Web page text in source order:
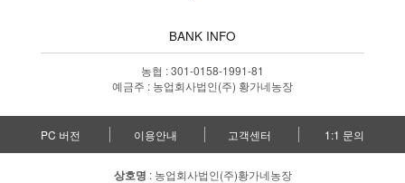
BANK INFO
농협 : 301-0158-1991-81
예금주 : 농업회사법인(주) 황가네농장
PC 버전 이용안내 고객센터 1:1 문의
상호명 : 농업회사법인(주)황가네농장